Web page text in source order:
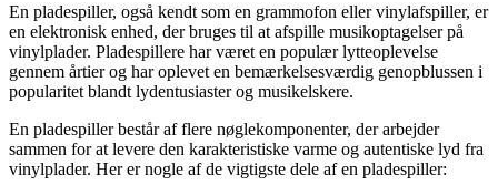
En pladespiller, også kendt som en grammofon eller vinylafspiller, er
en elektronisk enhed, der bruges til at afspille musikoptagelser på
vinylplader. Pladespillere har været en populær lytteoplevelse
gennem årtier og har oplevet en bemærkelsesværdig genopblussen i
popularitet blandt lydentusiaster og musikelskere.
En pladespiller består af flere nøglekomponenter, der arbejder
sammen for at levere den karakteristiske varme og autentiske lyd fra
vinylplader. Her er nogle af de vigtigste dele af en pladespiller: